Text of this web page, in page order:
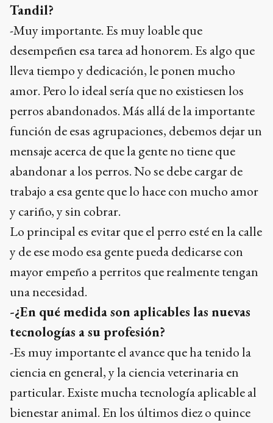
Tandil?
-Muy importante. Es muy loable que
desempeñen esa tarea ad honorem. Es algo que
lleva tiempo y dedicación, le ponen mucho
amor. Pero lo ideal sería que no existiesen los
perros abandonados. Más allá de la importante
función de esas agrupaciones, debemos dejar un
mensaje acerca de que la gente no tiene que
abandonar a los perros. No se debe cargar de
trabajo a esa gente que lo hace con mucho amor
y cariño, y sin cobrar.
Lo principal es evitar que el perro esté en la calle
y de ese modo esa gente pueda dedicarse con
mayor empeño a perritos que realmente tengan
una necesidad.
-¿En qué medida son aplicables las nuevas
tecnologías a su profesión?
-Es muy importante el avance que ha tenido la
ciencia en general, y la ciencia veterinaria en
particular. Existe mucha tecnología aplicable al
bienestar animal. En los últimos diez o quince